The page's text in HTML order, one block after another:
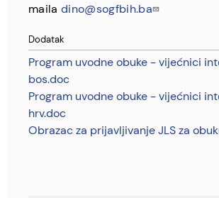
mailadino@sogfbih.ba
Dodatak
Program uvodne obuke - vijećnici
bos.doc
Program uvodne obuke - vijećnici
hrv.doc
Obrazac za prijavljivanje JLS za